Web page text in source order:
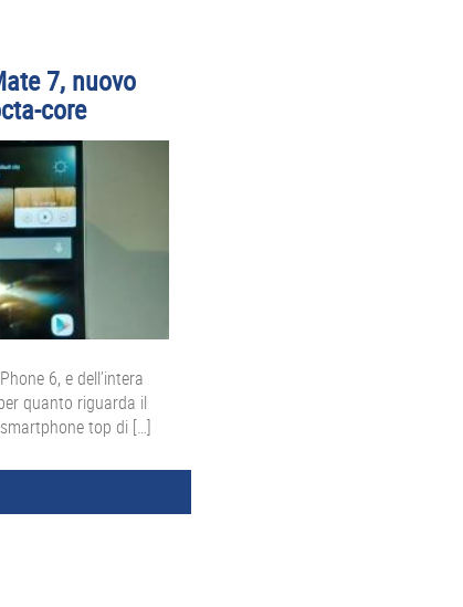
7, nuovo
core
6, e dell’intera
quanto riguarda il
top di […]